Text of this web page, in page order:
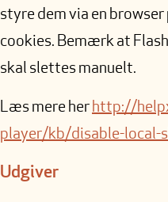
styre dem via en browser
cookies. Bemærk at
skal slettes manuelt.
Læs mere her http://
player/kb/disable-local-
Udgiver